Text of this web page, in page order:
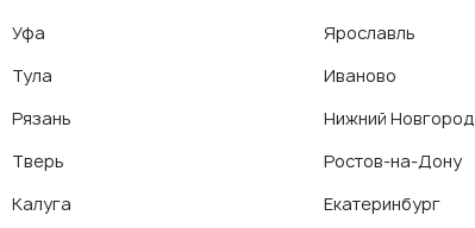
Уфа
Тула
Рязань
Тверь
Калуга
Ярославль
Иваново
Нижний Новгород
Ростов-на-Дону
Екатеринбург